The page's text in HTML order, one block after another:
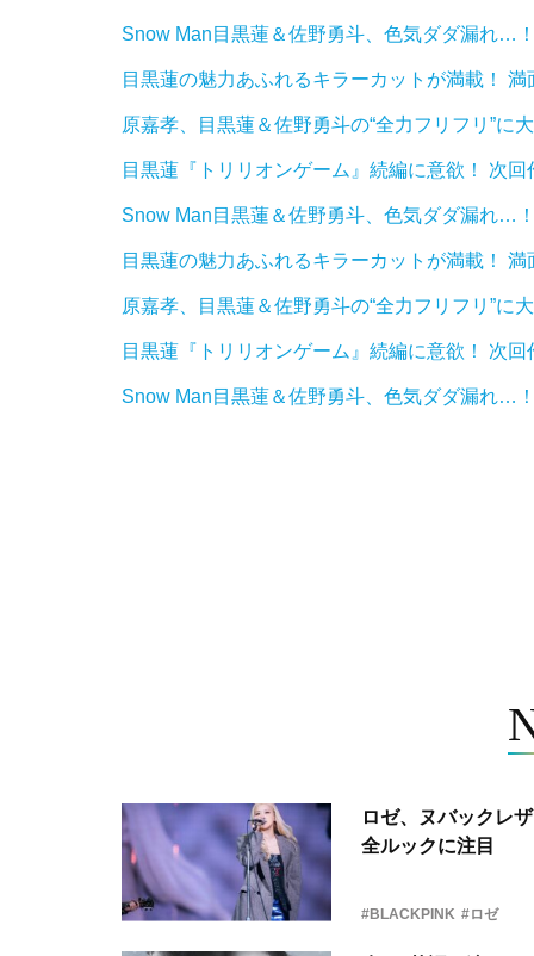
Snow Man目黒蓮＆佐野勇斗、色気ダダ漏れ…
目黒蓮の魅力あふれるキラーカットが満載！
原嘉孝、目黒蓮＆佐野勇斗の“全力フリフリ”に
目黒蓮『トリリオンゲーム』続編に意欲！ 次
Snow Man目黒蓮＆佐野勇斗、色気ダダ漏れ…
目黒蓮の魅力あふれるキラーカットが満載！
原嘉孝、目黒蓮＆佐野勇斗の“全力フリフリ”に
目黒蓮『トリリオンゲーム』続編に意欲！ 次
Snow Man目黒蓮＆佐野勇斗、色気ダダ漏れ…
ロゼ、ヌバックレ
全ルックに注目
#BLACKPINK #ロゼ